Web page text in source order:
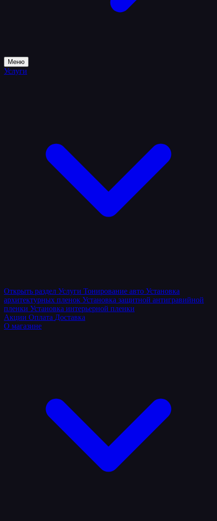
Меню
Услуги
Открыть раздел Услуги Тонирование авто Установка
архитектурных пленок Установка защитной антигравийной
пленки Установка интерьерной пленки
Акции Оплата Доставка
О магазине